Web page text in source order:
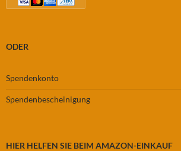
ODER
Spendenkonto
Spendenbescheinigung
HIER HELFEN SIE BEIM AMAZON-EINKAUF